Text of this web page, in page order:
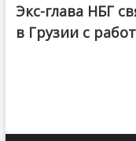
Экс-глава НБГ
в Грузии с